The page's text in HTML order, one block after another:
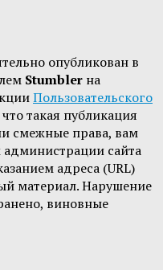
опубликован в
Stumbler на
Пользовательского
такая публикация
смежные права, вам
сайта
адреса (URL)
материал. Нарушение
виновные